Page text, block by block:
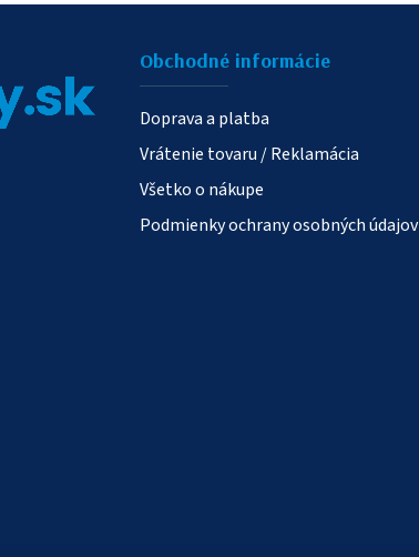
Obchodné informácie
Doprava a platba
Vrátenie tovaru / Reklamácia
Všetko o nákupe
Podmienky ochrany osobných údajov